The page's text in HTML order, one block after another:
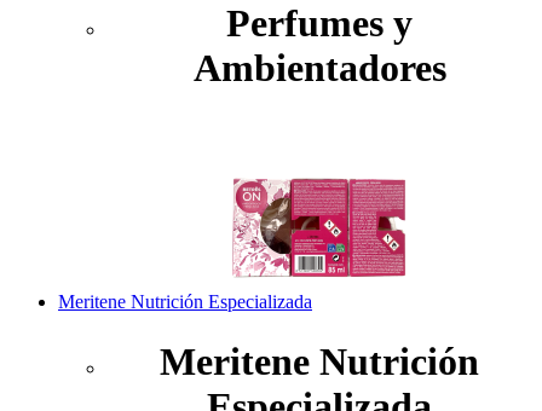
Perfumes y
Ambientadores
Meritene Nutrición Especializada
Meritene Nutrición